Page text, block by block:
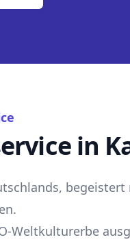
in
Weltkulturerbe